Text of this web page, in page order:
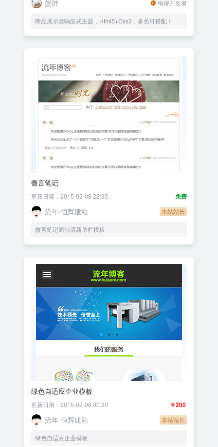
蟹胖 铜牌开发者
商品展示类响应式主题，Html5+Css3，多色可搭配！
微言笔记
免费
更新日期：2015-02-08 22:35
流年-恒辉建站 本站站长
微言笔记简洁清新单栏模板
绿色自适应企业模板
￥200
更新日期：2015-02-08 00:30
流年-恒辉建站 本站站长
绿色自适应企业模板